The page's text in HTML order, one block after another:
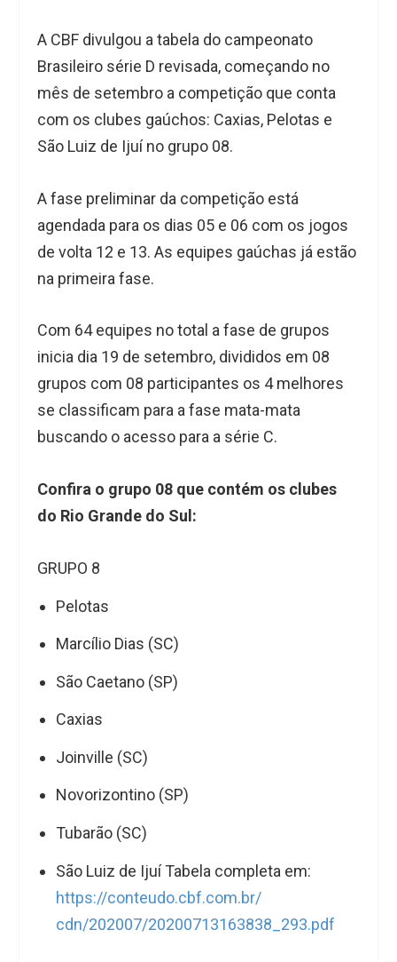
A CBF divulgou a tabela do campeonato
Brasileiro série D revisada, começando no
mês de setembro a competição que conta
com os clubes gaúchos: Caxias, Pelotas e
São Luiz de Ijuí no grupo 08.
A fase preliminar da competição está
agendada para os dias 05 e 06 com os jogos
de volta 12 e 13. As equipes gaúchas já estão
na primeira fase.
Com 64 equipes no total a fase de grupos
inicia dia 19 de setembro, divididos em 08
grupos com 08 participantes os 4 melhores
se classificam para a fase mata-mata
buscando o acesso para a série C.
Confira o grupo 08 que contém os clubes
do Rio Grande do Sul:
GRUPO 8
Pelotas
Marcílio Dias (SC)
São Caetano (SP)
Caxias
Joinville (SC)
Novorizontino (SP)
Tubarão (SC)
São Luiz de IjuíTabela completa em:
https://conteudo.cbf.com.br/
cdn/202007/20200713163838_293.pdf